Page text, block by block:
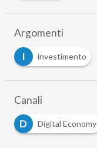
Argomenti
I
investimento
Canali
D
Digital Economy